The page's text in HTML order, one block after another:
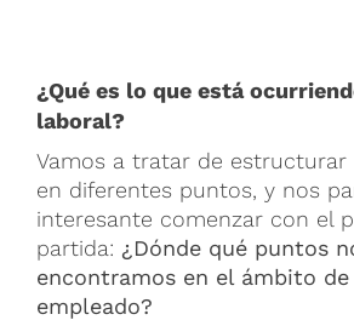
¿Qué es lo que está
laboral?
Vamos a tratar de
en diferentes puntos, y nos
interesante comenzar con el
partida: ¿Dónde qué puntos
encontramos en el ámbito
empleado?